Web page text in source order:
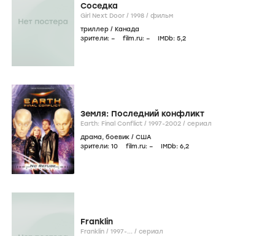
Соседка
Girl Next Door / 1998 / фильм
триллер / Канада
зрители: – film.ru: – IMDb: 5,2
Земля: Последний конфликт
Earth: Final Conflict / 1997-2002 / сериал
драма, боевик / США
зрители: 10 film.ru: – IMDb: 6,2
Franklin
Franklin / 1997-... / сериал